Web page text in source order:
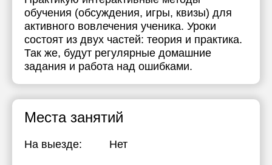
обучения (обсуждения, игры, квизы) для
активного вовлечения ученика. Уроки
состоят из двух частей: теория и практика.
Так же, будут регулярные домашние
задания и работа над ошибками.
Места занятий
На выезде: Нет